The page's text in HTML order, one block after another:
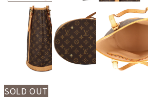
SOLD OUT